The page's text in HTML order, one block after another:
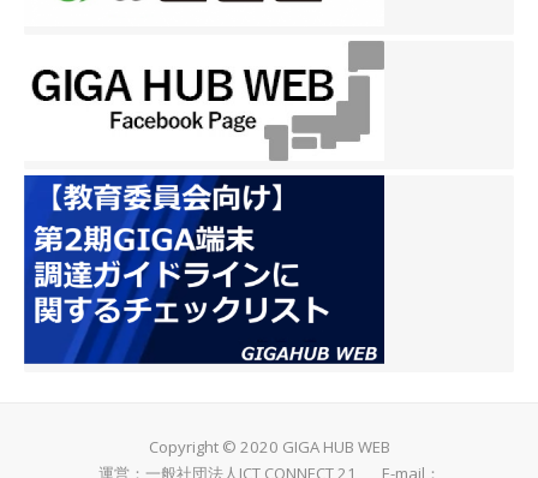
Copyright © 2020 GIGA HUB WEB
運営：一般社団法人ICT CONNECT 21 E-mail：